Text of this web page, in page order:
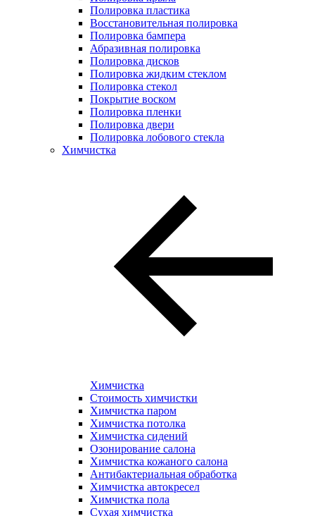
Полировка пластика
Восстановительная полировка
Полировка бампера
Абразивная полировка
Полировка дисков
Полировка жидким стеклом
Полировка стекол
Покрытие воском
Полировка пленки
Полировка двери
Полировка лобового стекла
Химчистка
Химчистка
Стоимость химчистки
Химчистка паром
Химчистка потолка
Химчистка сидений
Озонирование салона
Химчистка кожаного салона
Антибактериальная обработка
Химчистка автокресел
Химчистка пола
Сухая химчистка